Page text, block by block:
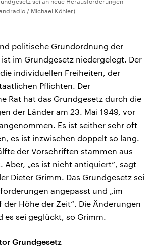
/ Michael Köhler)
politische Grundordnung der
im Grundgesetz niedergelegt. Der
individuellen Freiheiten, der
Pflichten. Der
Rat hat das Grundgesetz durch die
der Länder am 23. Mai 1949, vor
Es ist seither sehr oft
es ist inzwischen doppelt so lang.
der Vorschriften stammen aus
Aber, „es ist nicht antiquiert“, sagt
Dieter Grimm. Das Grundgesetz sei
angepasst und „im
der Höhe der Zeit“. Die Änderungen
es sei geglückt, so Grimm.
Grundgesetz